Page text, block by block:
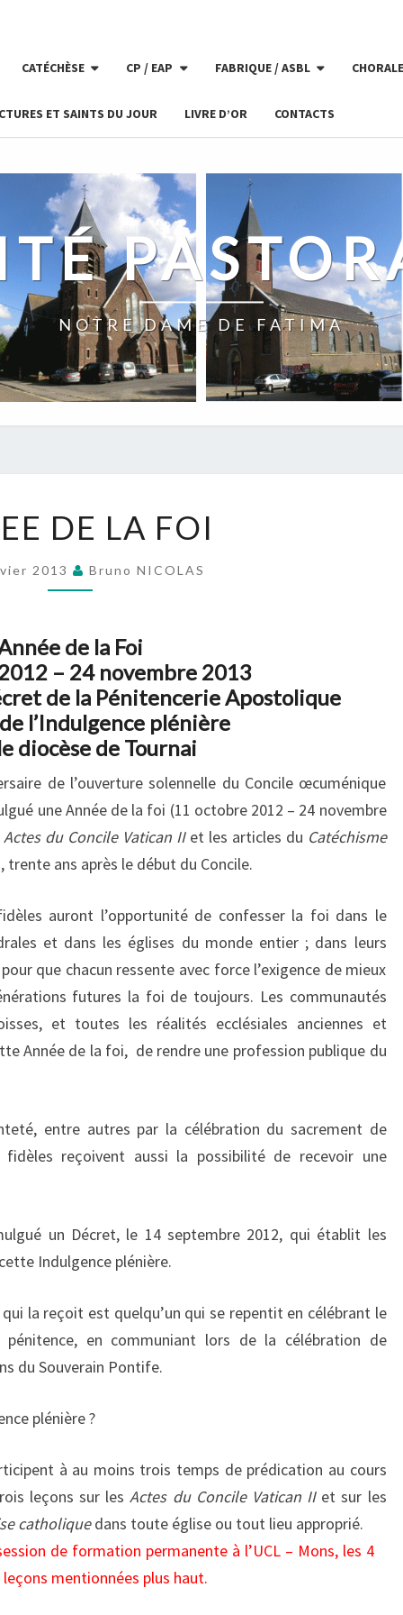
CATÉCHÈSE CP / EAP FABRIQUE / ASBL CHORALE
ET SAINTS DU JOUR LIVRE D’OR CONTACTS
NOTRE DAME DE FATIMA
DE
DE LA FOI
2013 Bruno NICOLAS
de la Foi
– 24 novembre 2013
de la Pénitencerie Apostolique
l’Indulgence plénière
diocèse de Tournai
de l’ouverture solennelle du Concile œcuménique
une Année de la foi (11 octobre 2012 – 24 novembre
Actes du Concile Vatican IIet les articles du Catéchisme
trente ans après le début du Concile.
auront l’opportunité de confesser la foi dans le
et dans les églises du monde entier ; dans leurs
que chacun ressente avec force l’exigence de mieux
futures la foi de toujours. Les communautés
et toutes les réalités ecclésiales anciennes et
Année de la foi, de rendre une profession publique du
entre autres par la célébration du sacrement de
reçoivent aussi la possibilité de recevoir une
un Décret, le 14 septembre 2012, qui établit les
Indulgence plénière.
la reçoit est quelqu’un qui se repentit en célébrant le
en communiant lors de la célébration de
du Souverain Pontife.
plénière ?
à au moins trois temps de prédication au cours
leçons sur lesActes du Concile Vatican IIet sur les
catholiquedans toute église ou tout lieu approprié.
de formation permanente à l’UCL – Mons, les 4
mentionnées plus haut.